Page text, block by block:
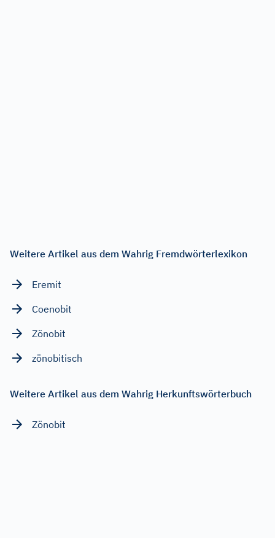
Weitere Artikel aus dem Wahrig Fremdwörterlexikon
Eremit
Coenobit
Zönobit
zönobitisch
Weitere Artikel aus dem Wahrig Herkunftswörterbuch
Zönobit